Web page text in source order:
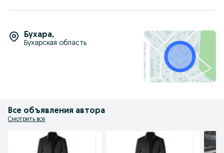
Бухара,
Бухарская область
Все объявления автора
Смотреть все